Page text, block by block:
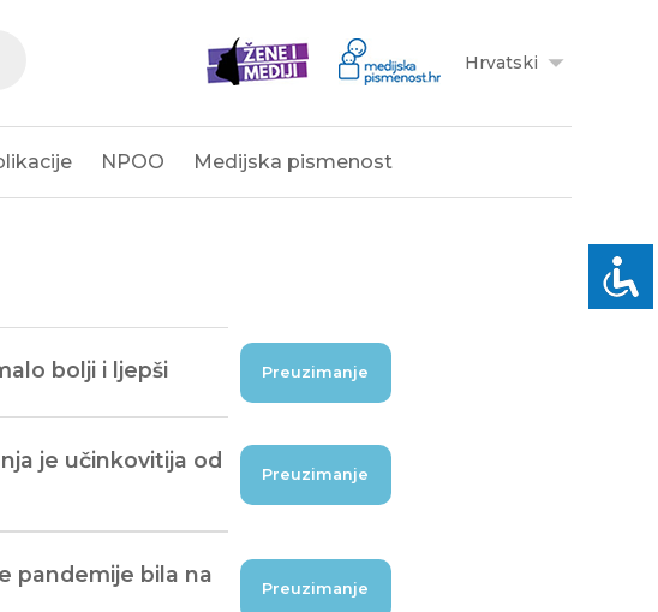
Hrvatski
NPOO Medijska pismenost
bolji i ljepši Preuzimanje
je učinkovitija od
Preuzimanje
pandemije bila na
Preuzimanje